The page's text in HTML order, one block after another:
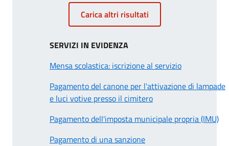
Carica altri risultati
SERVIZI IN EVIDENZA
Mensa scolastica: iscrizione al servizio
Pagamento del canone per l'attivazione di lampade
e luci votive presso il cimitero
Pagamento dell'imposta municipale propria (IMU)
Pagamento di una sanzione